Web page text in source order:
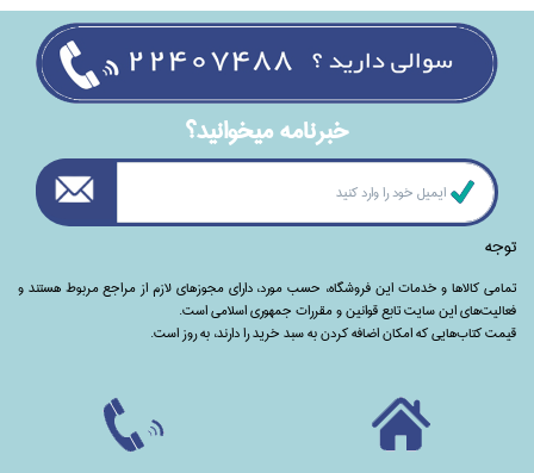
خبرنامه ميخوانيد؟
توجه
تمامی‌ کالاها و خدمات این فروشگاه، حسب مورد،‌ دارای مجوزهای لازم از مراجع مربوط هستند ‌و‌‌
فعالیت‌های این سایت تابع قوانین و مقررات جمهوری اسلامی است.
قیمت کتاب‌هایی که امکان اضافه کردن به سبد خرید را دارند،‌ به روز است.